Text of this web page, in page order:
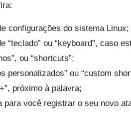
configurações do sistema Linux;
“teclado” ou “keyboard”, caso
ou “shortcuts”;
personalizados” ou “custom
próximo à palavra;
para você registrar o seu novo